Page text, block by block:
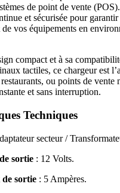
de point de vente
et sécurisée pour
vos équipements en
compact et à sa
tactiles, ce chargeur est
ou points de vente
et sans interruption.
Techniques
secteur /
sortie : 12 Volts.
sortie : 5 Ampères.